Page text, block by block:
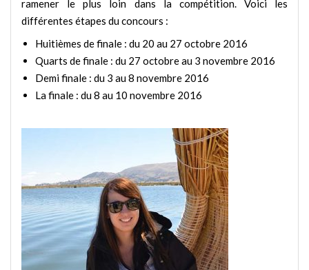
ramener le plus loin dans la compétition. Voici les
différentes étapes du concours :
Huitièmes de finale : du 20 au 27 octobre 2016
Quarts de finale : du 27 octobre au 3 novembre 2016
Demi finale : du 3 au 8 novembre 2016
La finale : du 8 au 10 novembre 2016